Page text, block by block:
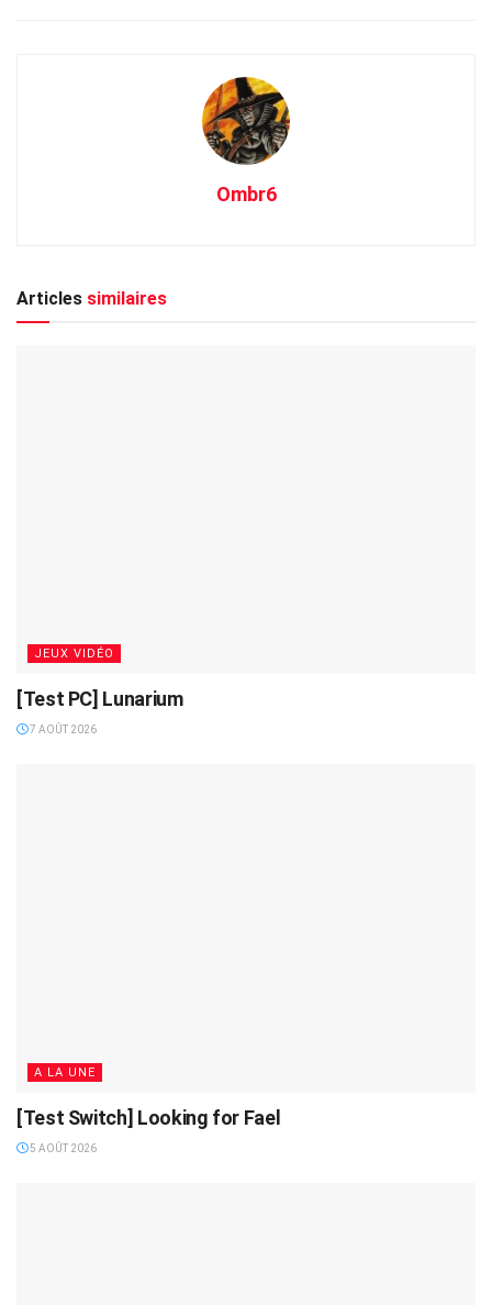
Ombr6
Articles similaires
JEUX VIDÉO
[Test PC] Lunarium
7 AOÛT 2026
A LA UNE
[Test Switch] Looking for Fael
5 AOÛT 2026